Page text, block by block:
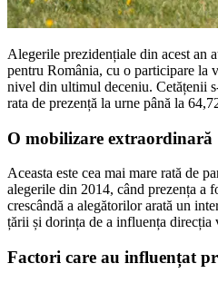
Alegerile prezidențiale din acest an
pentru România, cu o participare la
nivel din ultimul deceniu. Cetățenii
rata de prezență la urne până la
O mobilizare extraordinară
Aceasta este cea mai mare rată de
alegerile din 2014, când prezența a
crescândă a alegătorilor arată un
țării și dorința de a influența direcția
Factori care au influențat